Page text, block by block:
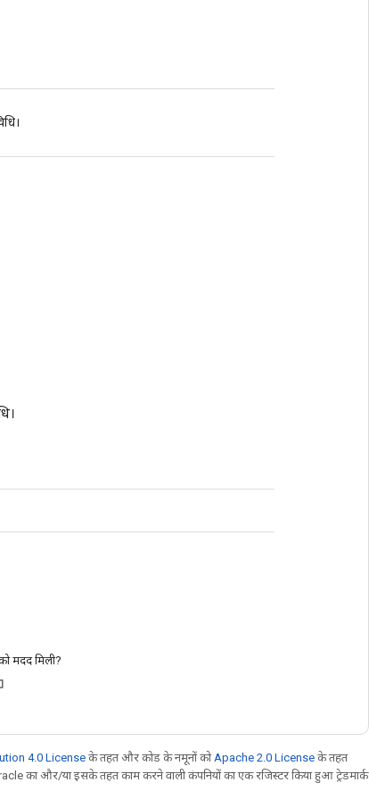
मदद मिली?
4.0 Licenseके तहत और कोड के नमूनों को Apache 2.0 License के तहत
का और/या इसके तहत काम करने वाली कंपनियों का एक रजिस्टर किया हुआ ट्रेडमार्क